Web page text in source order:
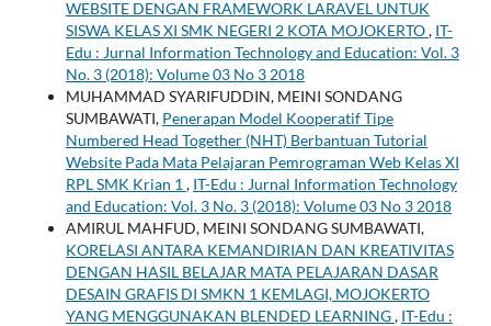
WEBSITE DENGAN FRAMEWORK LARAVEL UNTUK
SISWA KELAS XI SMK NEGERI 2 KOTA MOJOKERTO, IT-
Edu : Jurnal Information Technology and Education: Vol. 3
No. 3 (2018): Volume 03 No 3 2018
MUHAMMAD SYARIFUDDIN, MEINI SONDANG
SUMBAWATI, Penerapan Model Kooperatif Tipe
Numbered Head Together (NHT) Berbantuan Tutorial
Website Pada Mata Pelajaran Pemrograman Web Kelas XI
RPL SMK Krian 1 , IT-Edu : Jurnal Information Technology
and Education: Vol. 3 No. 3 (2018): Volume 03 No 3 2018
AMIRUL MAHFUD, MEINI SONDANG SUMBAWATI,
KORELASI ANTARA KEMANDIRIAN DAN KREATIVITAS
DENGAN HASIL BELAJAR MATA PELAJARAN DASAR
DESAIN GRAFIS DI SMKN 1 KEMLAGI, MOJOKERTO
YANG MENGGUNAKAN BLENDED LEARNING, IT-Edu :